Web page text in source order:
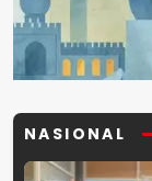
NASIONAL